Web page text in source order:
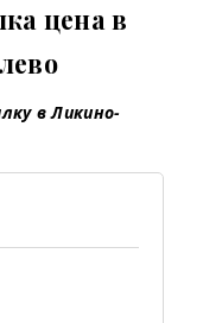
цена в
в Ликино-